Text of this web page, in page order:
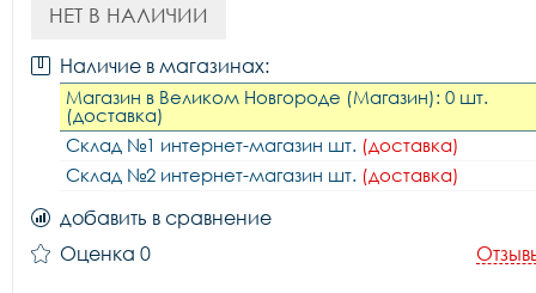
НЕТ В НАЛИЧИИ
Наличие в магазинах:
Магазин в Великом Новгороде (Магазин): 0 шт.
(доставка)
Склад №1 интернет-магазин шт. (доставка)
Склад №2 интернет-магазин шт. (доставка)
добавить в сравнение
Оценка 0